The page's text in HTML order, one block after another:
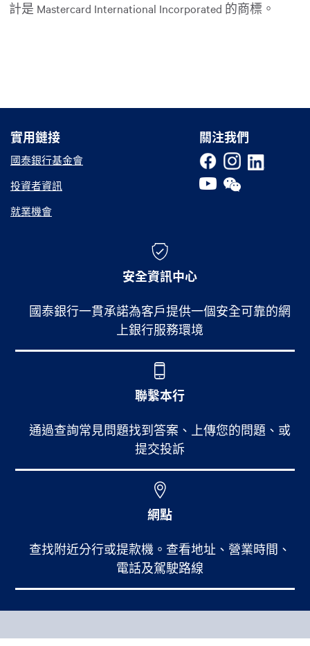
計是 Mastercard International Incorporated 的商標。
關注我們
實用鏈接
實用鏈接
國泰銀行基金會
投資者資訊
就業機會
安全資訊中心
國泰銀行一貫承諾為客戶提供一個安全可靠的網
上銀行服務環境
聯繫本行
通過查詢常見問題找到答案、上傳您的問題、或
提交投訴
網點
查找附近分行或提款機。查看地址、營業時間、
電話及駕駛路線
個人銀行